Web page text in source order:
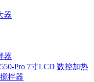
器
器
Pro 7寸LCD 数控加热
拌器